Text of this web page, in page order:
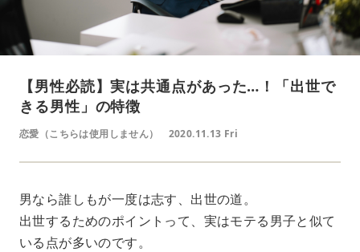
【男性必読】実は共通点があった…！「出世で
きる男性」の特徴
恋愛（こちらは使用しません） 2020.11.13 Fri
男なら誰しもが一度は志す、出世の道。
出世するためのポイントって、実はモテる男子と似て
いる点が多いのです。